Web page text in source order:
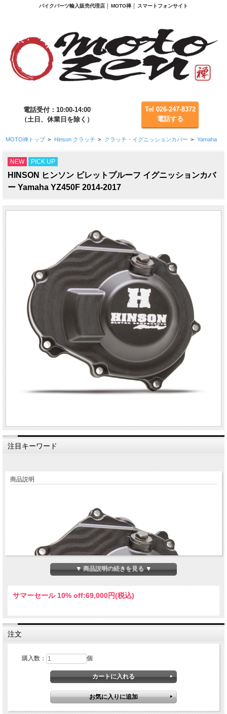
バイクパーツ輸入販売代理店 │ MOTO禅 │ スマートフォンサイト
電話受付：10:00-14:00
（土日、休業日を除く）
Tel 026-247-8372
電話する
MOTO禅トップ > Hinson クラッチ > クラッチ・イグニッションカバー > Yamaha
NEW PICK UP
HINSON ヒンソン ビレットプルーフ イグニッションカバ
ー Yamaha YZ450F 2014-2017
注目キーワード
商品説明
ビレットプルーフ イグニッションカバー
・ブーツによる小傷を防止するためにハードコーティング加工を施し、耐久性を実
▼ 商品説明の続きを見る ▼
サマーセール 10% off:69,000円(税込)
注文
購入数： 個